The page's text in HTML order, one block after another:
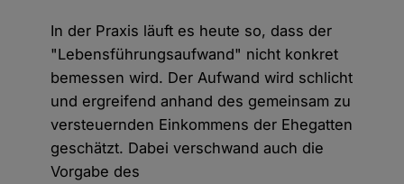
In der Praxis läuft es heute so, dass der
"Lebensführungsaufwand" nicht konkret
bemessen wird. Der Aufwand wird schlicht
und ergreifend anhand des gemeinsam zu
versteuernden Einkommens der Ehegatten
geschätzt. Dabei verschwand auch die
Vorgabe des